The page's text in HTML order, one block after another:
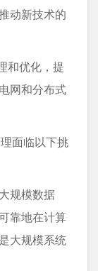
动新技术的
和优化，提
网和分布式
面临以下挑
规模数据
靠地在计算
大规模系统